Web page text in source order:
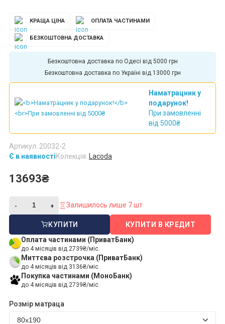
КРАЩА ЦІНА ОПЛАТА ЧАСТИНАМИ
БЕЗКОШТОВНА ДОСТАВКА
Безкоштовна доставка по Україні від 13000 грн
Наматрацник у
подарунок!
При замовленні
від 5000₴
Є в наявностіКолекція: Lacoda
Артикул: 20032-2
13693₴
Залишилось лише 7 шт
КУПИТИ
Оплата частинами (ПриватБанк)
до 4 місяців від 2739₴/міс.
Миттєва розстрочка (ПриватБанк)
до 4 місяців від 3136₴/міс.
Покупка частинами (МоноБанк)
до 4 місяців від 2739₴/міс.
КУПИТИ В КРЕДИТ
Розмір матраца